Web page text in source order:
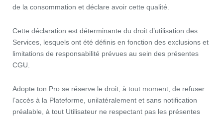
de la consommation et déclare avoir cette qualité.
Cette déclaration est déterminante du droit d’utilisation des
Services, lesquels ont été définis en fonction des exclusions et
limitations de responsabilité prévues au sein des présentes
CGU.
Adopte ton Pro se réserve le droit, à tout moment, de refuser
l’accès à la Plateforme, unilatéralement et sans notification
préalable, à tout Utilisateur ne respectant pas les présentes